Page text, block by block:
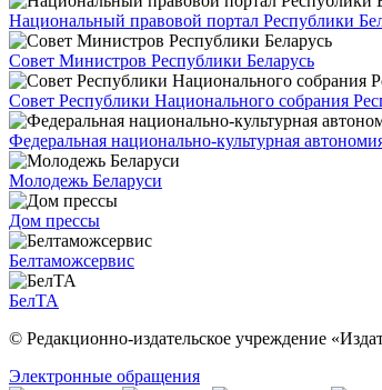
Национальный правовой портал Республики
Совет Министров Республики Беларусь
Совет Республики Национального собрания
Федеральная национально-культурная
Молодежь Беларуси
Дом прессы
Белтаможсервис
БелТА
© Редакционно-издательское учреждение
Электронные обращения